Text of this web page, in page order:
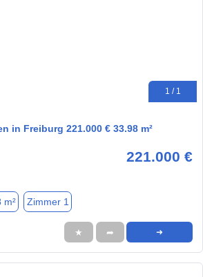
1 / 1
in Freiburg 221.000 € 33.98 m²
221.000 €
m² Zimmer 1
★ ➦ ➜